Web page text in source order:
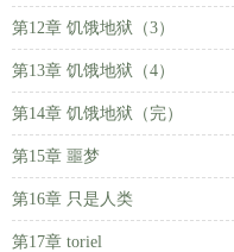
第12章 饥饿地狱（3）
第13章 饥饿地狱（4）
第14章 饥饿地狱（完）
第15章 噩梦
第16章 只是人类
第17章 toriel